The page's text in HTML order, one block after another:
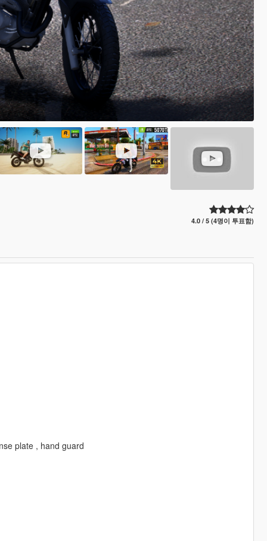
4.0 / 5 (4명이 투표함)
plate , hand guard